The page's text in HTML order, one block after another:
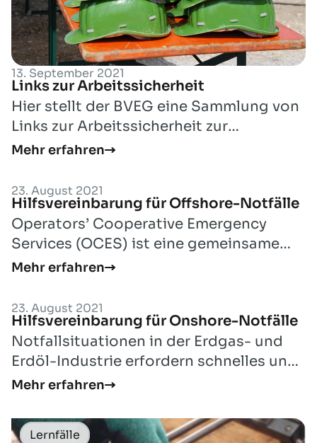
13. September 2021
Links zur Arbeitssicherheit
Hier stellt der BVEG eine Sammlung von
Links zur Arbeitssicherheit zur
Verfügung.
Mehr erfahren
Internationale Hilfsvereinbarungen (OCES)
23. August 2021
Hilfsvereinbarung für Offshore-Notfälle
Operators’ Cooperative Emergency
Services (OCES) ist eine gemeinsame
Erklärung der nationalen E&P-Verbände
Mehr erfahren
Internationale Hilfsvereinbarungen (OCES)
23. August 2021
Hilfsvereinbarung für Onshore-Notfälle
Notfallsituationen in der Erdgas- und
Erdöl-Industrie erfordern schnelles und
gut koordiniertes Eingreifen. Die Verbä...
Mehr erfahren
Lernfälle